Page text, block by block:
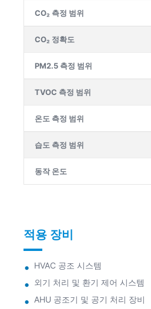
CO₂ 측정 범위
CO₂ 정확도
PM2.5 측정 범위
TVOC 측정 범위
온도 측정 범위
습도 측정 범위
동작 온도
적용 장비
HVAC 공조 시스템
외기 처리 및 환기 제어 시스템
AHU 공조기 및 공기 처리 장비